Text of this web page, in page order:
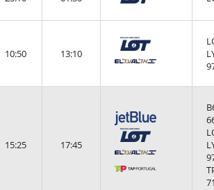
10:50 13:10
15:25 17:45